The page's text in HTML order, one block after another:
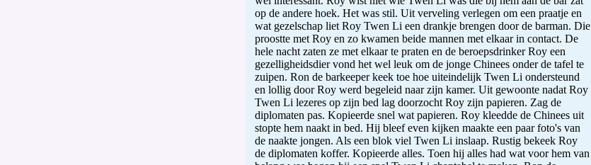
op de andere hoek. Het was stil. Uit verveling verlegen om een praatje en
wat gezelschap liet Roy Twen Li een drankje brengen door de barman. Die
proostte met Roy en zo kwamen beide mannen met elkaar in contact. De
hele nacht zaten ze met elkaar te praten en de beroepsdrinker Roy een
gezelligheidsdier vond het wel leuk om de jonge Chinees onder de tafel te
zuipen. Ron de barkeeper keek toe hoe uiteindelijk Twen Li ondersteund
en lollig door Roy werd begeleid naar zijn kamer. Uit gewoonte nadat Roy
Twen Li lezeres op zijn bed lag doorzocht Roy zijn papieren. Zag de
diplomaten pas. Kopieerde snel wat papieren. Roy kleedde de Chinees uit
stopte hem naakt in bed. Hij bleef even kijken maakte een paar foto's van
de naakte jongen. Als een blok viel Twen Li inslaap. Rustig bekeek Roy
de diplomaten koffer. Kopieerde alles. Toen hij alles had wat voor hem van